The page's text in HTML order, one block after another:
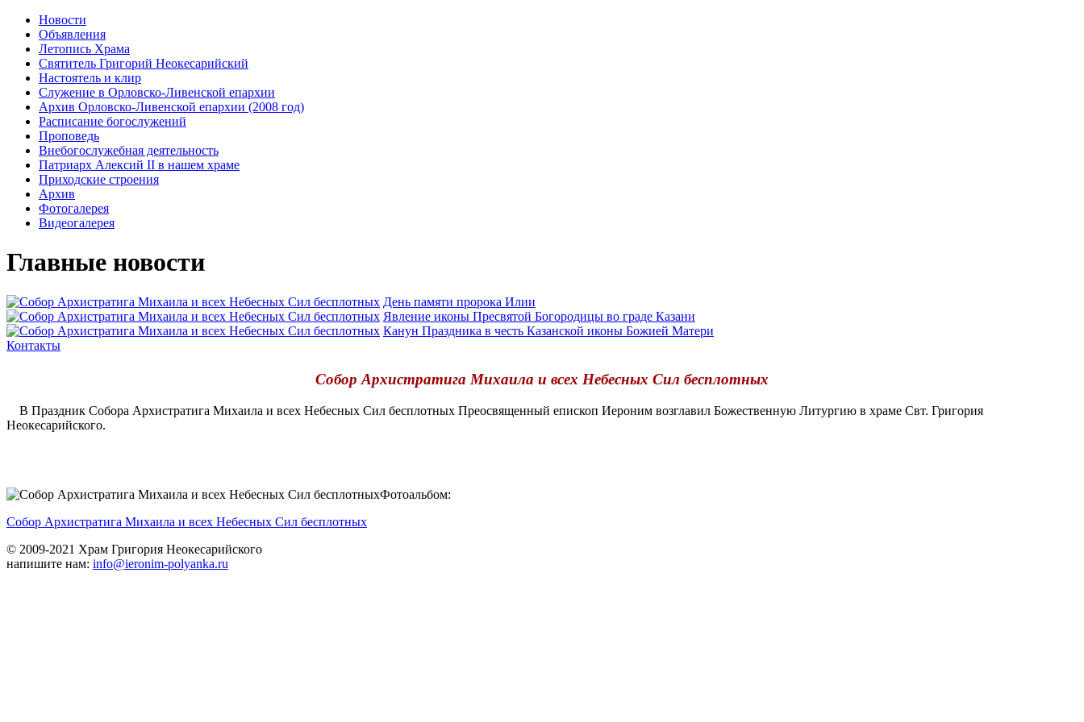
Новости
Объявления
Летопись Храма
Святитель Григорий Неокесарийский
Настоятель и клир
Служение в Орловско-Ливенской епархии
Архив Орловско-Ливенской епархии (2008 год)
Расписание богослужений
Проповедь
Внебогослужебная деятельность
Патриарх Алексий II в нашем храме
Приходские строения
Архив
Фотогалерея
Видеогалерея
Главные новости
День памяти пророка Илии
Явлeние иконы Пресвятой Богородицы во граде Казани
Канун Праздника в честь Казанской иконы Божией Матери
Контакты
Собор Архистратига Михаила и всех Небесных Сил бесплотных
В Праздник Собора Архистратига Михаила и всех Небесных Сил бесплотных Преосвященный епископ Иероним возглавил Божественную Литургию в храме Свт. Григория
Неокесарийского.
Фотоальбом:
Собор Архистратига Михаила и всех Небесных Сил бесплотных
© 2009-2021 Храм Григория Неокесарийского
напишите нам: info@ieronim-polyanka.ru